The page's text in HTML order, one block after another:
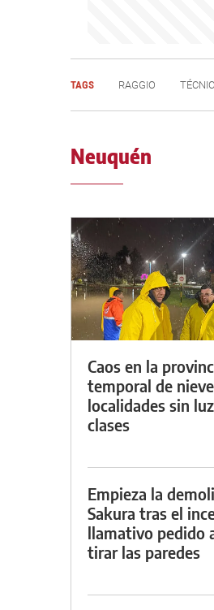
TAGS RAGGIO
Neuquén
Caos en la
temporal de
localidades sin
clases
Empieza la
Sakura tras el
llamativo pedido
tirar las paredes